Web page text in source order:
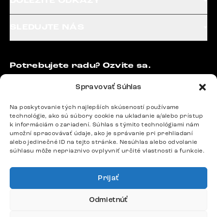
Spravovať Súhlas
Na poskytovanie tých najlepších skúseností používame
technológie, ako sú súbory cookie na ukladanie a/alebo prístup
k informáciám o zariadení. Súhlas s týmito technológiami nám
umožní spracovávať údaje, ako je správanie pri prehliadaní
alebo jedinečné ID na tejto stránke. Nesúhlas alebo odvolanie
súhlasu môže nepriaznivo ovplyvniť určité vlastnosti a funkcie.
Prijať
Odmietnúť
Potrebujete radu? Ozvite sa.
Po – Pia: 9:00 – 17:00
Odpovedáme do 24 hodín.
Google recenzie